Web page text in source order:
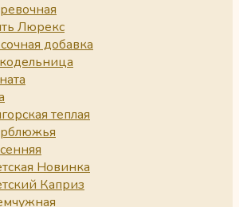
Люрекс
добавка
теплая
Новинка
Каприз